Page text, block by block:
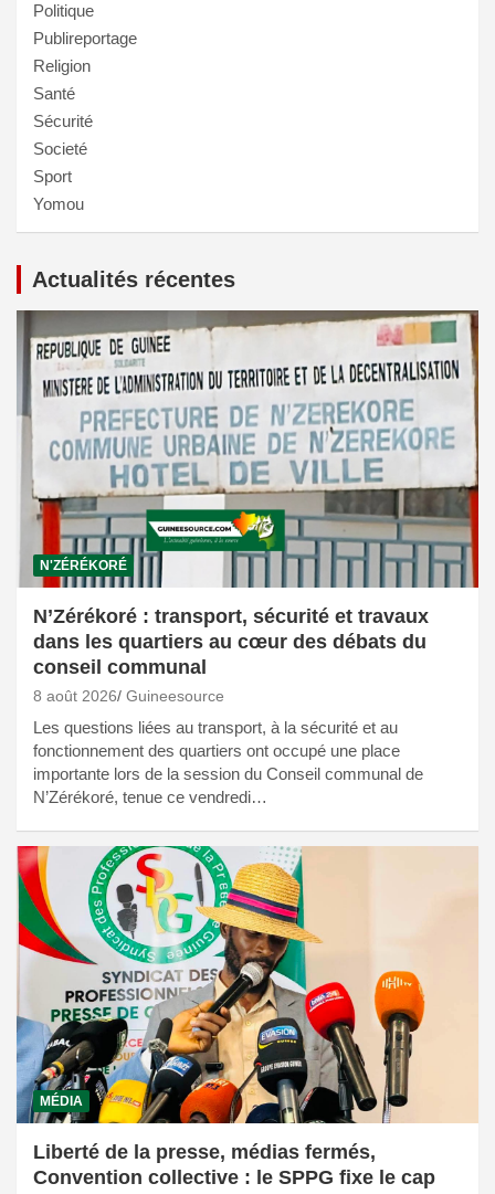
Politique
Publireportage
Religion
Santé
Sécurité
Societé
Sport
Yomou
Actualités récentes
N'ZÉRÉKORÉ
N’Zérékoré : transport, sécurité et travaux
dans les quartiers au cœur des débats du
conseil communal
8 août 2026 Guineesource
Les questions liées au transport, à la sécurité et au
fonctionnement des quartiers ont occupé une place
importante lors de la session du Conseil communal de
N’Zérékoré, tenue ce vendredi…
MÉDIA
Liberté de la presse, médias fermés,
Convention collective : le SPPG fixe le cap